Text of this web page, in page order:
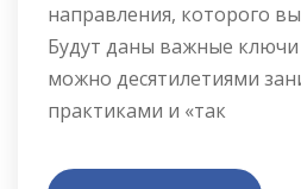
направления, которого
Будут даны важные
можно десятилетиями
практиками и «так